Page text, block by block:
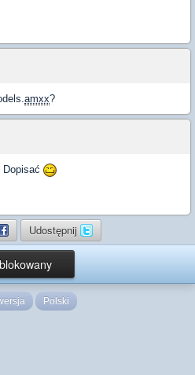
amxx?
Dopisać
Udostępnij
Polski